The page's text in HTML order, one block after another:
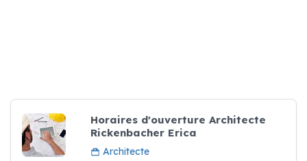
Horaires d'ouverture Architecte
Rickenbacher Erica
Architecte